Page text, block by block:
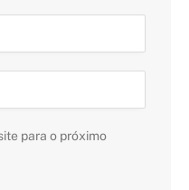
para o próximo